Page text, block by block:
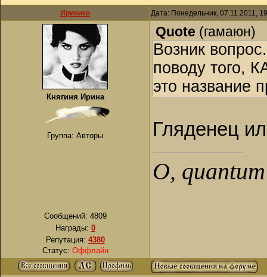
Иринико Дата: Понедельник, 07.11.2011,
Княгиня Ирина
Группа: Авторы
Сообщений: 4809
Награды: 0
Репутация: 4380
Статус: Оффлайн
Quote (гамаюн)
Возник
поводу того,
это название
Гляденец
О,